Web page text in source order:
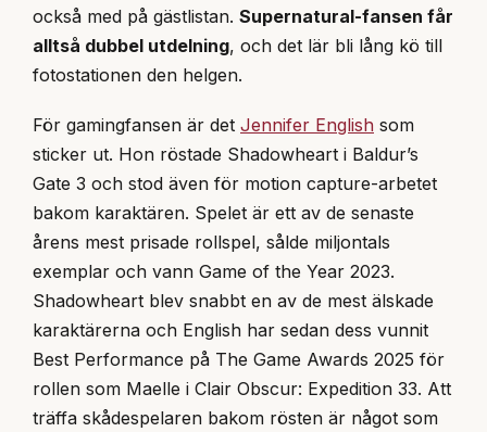
också med på gästlistan. Supernatural-fansen får
alltså dubbel utdelning, och det lär bli lång kö till
fotostationen den helgen.
För gamingfansen är det Jennifer English som
sticker ut. Hon röstade Shadowheart i Baldur’s
Gate 3 och stod även för motion capture-arbetet
bakom karaktären. Spelet är ett av de senaste
årens mest prisade rollspel, sålde miljontals
exemplar och vann Game of the Year 2023.
Shadowheart blev snabbt en av de mest älskade
karaktärerna och English har sedan dess vunnit
Best Performance på The Game Awards 2025 för
rollen som Maelle i Clair Obscur: Expedition 33. Att
träffa skådespelaren bakom rösten är något som